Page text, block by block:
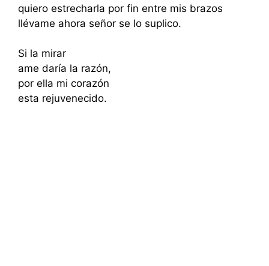
quiero estrecharla por fin entre mis brazos
llévame ahora señor se lo suplico.
Si la mirar
ame daría la razón,
por ella mi corazón
esta rejuvenecido.